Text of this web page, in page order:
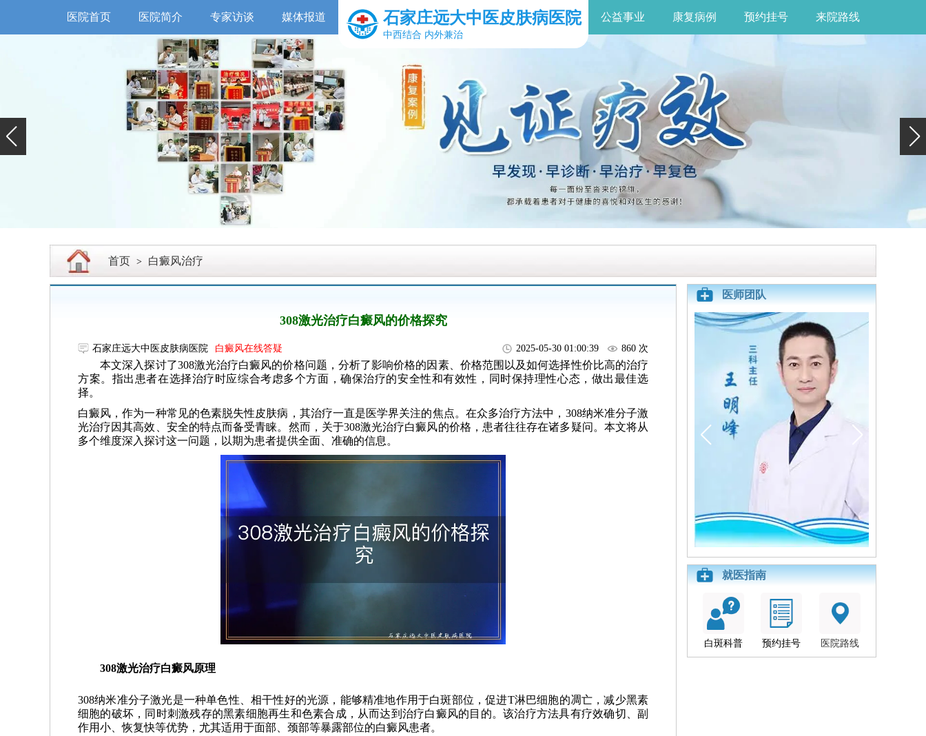
医院首页 医院简介 专家访谈 媒体报道 石家庄远大中医皮肤病医院
中西结合 内外兼治
公益事业 康复病例 预约挂号 来院路线
首页 > 白癜风治疗
308激光治疗白癜风的价格探究
石家庄远大中医皮肤病医院 白癜风在线答疑 2025-05-30 01:00:39 860 次
本文深入探讨了308激光治疗白癜风的价格问题，分析了影响价格的因素、价格范围以及如何选择性价比高的治疗
方案。指出患者在选择治疗时应综合考虑多个方面，确保治疗的安全性和有效性，同时保持理性心态，做出最佳选
择。
白癜风，作为一种常见的色素脱失性皮肤病，其治疗一直是医学界关注的焦点。在众多治疗方法中，308纳米准分子激
光治疗因其高效、安全的特点而备受青睐。然而，关于308激光治疗白癜风的价格，患者往往存在诸多疑问。本文将从
多个维度深入探讨这一问题，以期为患者提供全面、准确的信息。
308激光治疗白癜风原理
308纳米准分子激光是一种单色性、相干性好的光源，能够精准地作用于白斑部位，促进T淋巴细胞的凋亡，减少黑素
细胞的破坏，同时刺激残存的黑素细胞再生和色素合成，从而达到治疗白癜风的目的。该治疗方法具有疗效确切、副
作用小、恢复快等优势，尤其适用于面部、颈部等暴露部位的白癜风患者。
医师团队
就医指南
白斑科普 预约挂号 医院路线